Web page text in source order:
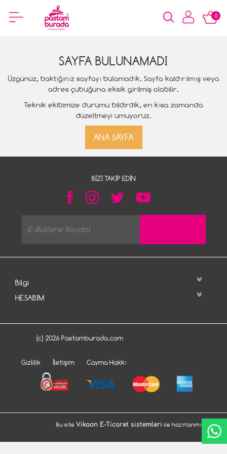
0
SAYFA BULUNAMADI
Üzgünüz, baktığınız sayfayı bulamadık. Sayfa kaldırılmış veya
adres çubuğuna eksik girilmiş olabilir.
Teknik ekibimize durumu bildirdik, en kısa zamanda
düzeltmeyi umuyoruz.
ANA SAYFA
BIZI TAKIP EDIN
Bilgi
HESABIM
(c) 2026 Pastamburada.com
Gizlilik İletişim Cayma Hakkı
Bu site Vikaon E-Ticaret sistemleri ile hazırlanmıştır.